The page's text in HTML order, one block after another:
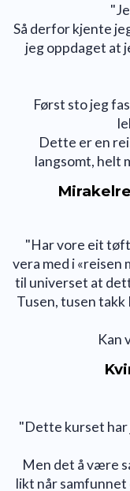
Så derfor kjente
jeg oppdaget at
Først sto jeg
Dette er en
langsomt, helt
"Har vore eit tøft
vera med i «reisen
til universet at
Tusen, tusen takk
Kan
"Dette kurset har
Men det å være
likt når